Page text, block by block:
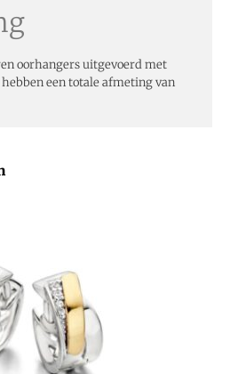
oorhangers uitgevoerd met
een totale afmeting van